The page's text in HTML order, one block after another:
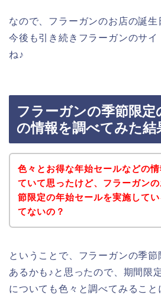
なので、フラーガンのお店の誕生
今後も引き続きフラーガンのサイ
ね♪
フラーガンの季節限定
の情報を調べてみた結
色々とお得な年始セールなどの
ていて思ったけど、フラーガン
節限定の年始セールを実施して
てないの？
ということで、フラーガンの季
あるかも♪と思ったので、期間限
についても色々と調べてみること